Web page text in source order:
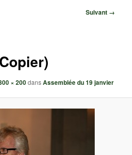
Suivant →
× 200dansAssemblée du 19 janvier